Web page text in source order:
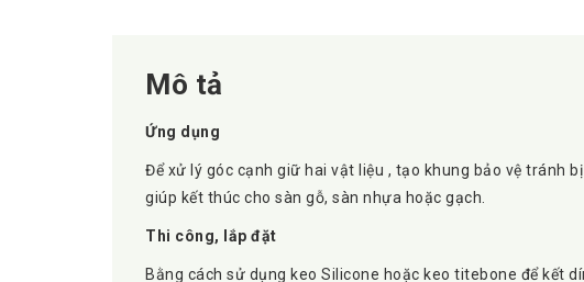
Mô tả
Ứng dụng
Để xử lý góc cạnh giữ hai vật liệu , tạo khung bảo vệ tránh
giúp kết thúc cho sàn gỗ, sàn nhựa hoặc gạch.
Thi công, lắp đặt
Bằng cách sử dụng keo Silicone hoặc keo titebone để kết